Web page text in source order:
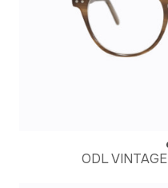
ODL VINTAGE